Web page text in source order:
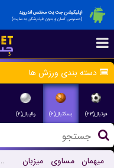
اپلیکیشن جت بت مختص اندروید
(دسترسی آسان و بدون فیلترشکن به سایت)
دسته بندی ورزش ها
فوتبال(۲۳) بسکتبال(۶) والیبال(۲)
میزبان مساوی میهمان